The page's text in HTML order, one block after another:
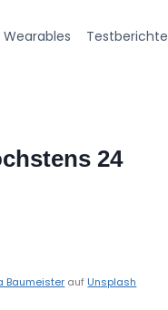
Wearables Testberichte
24
Baumeister auf Unsplash